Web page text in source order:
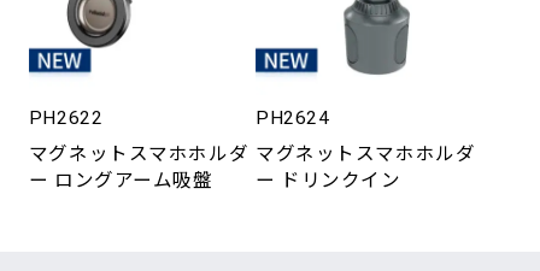
PH2622
マグネットスマホホルダ
ー ロングアーム吸盤
PH2624
マグネットスマホホルダ
ー ドリンクイン